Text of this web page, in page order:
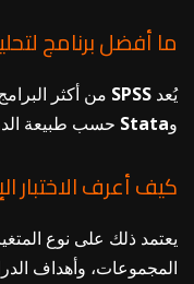
ما أفضل برنامج
يُعد SPSS من أكثر
وStata حسب طبيعة
كيف أعرف الاختبار
يعتمد ذلك على نوع
المجموعات، وأهداف